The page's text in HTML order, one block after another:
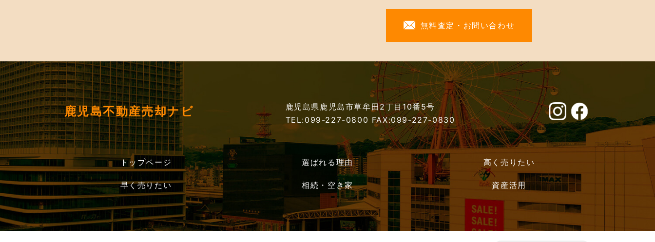
無料査定・お問い合わせ
鹿児島不動産売却ナビ
鹿児島県鹿児島市草牟田2丁目10番5号
TEL:099-227-0800 FAX:099-227-0830
トップページ 選ばれる理由 高く売りたい
早く売りたい 相続・空き家 資産活用